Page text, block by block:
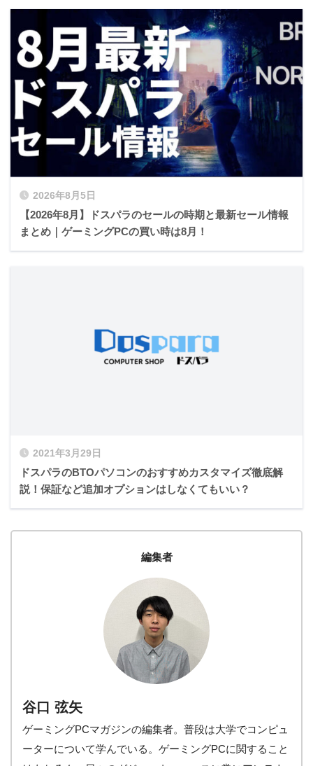
2026年8月5日
【2026年8月】ドスパラのセールの時期と最新セール情報
まとめ｜ゲーミングPCの買い時は8月！
2021年3月29日
ドスパラのBTOパソコンのおすすめカスタマイズ徹底解
説！保証など追加オプションはしなくてもいい？
編集者
谷口 弦矢
ゲーミングPCマガジンの編集者。普段は大学でコンピュ
ーターについて学んでいる。ゲーミングPCに関すること